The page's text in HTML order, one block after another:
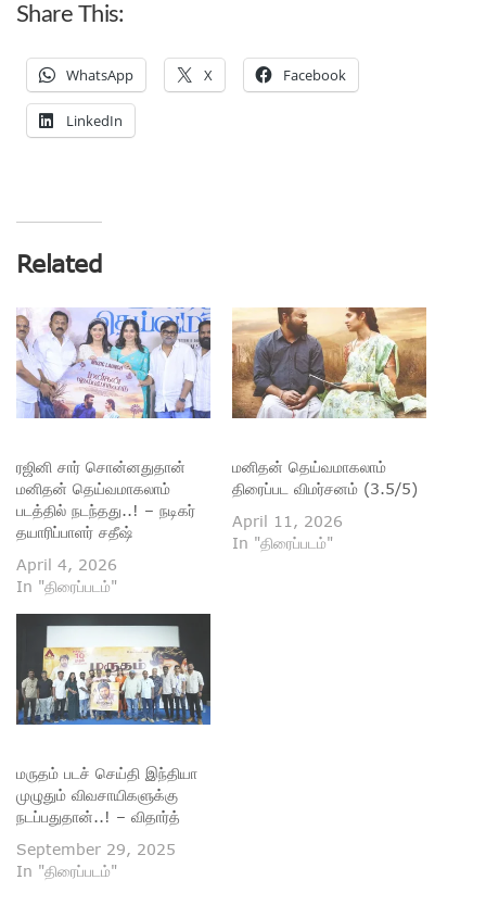
Share This:
WhatsApp X Facebook
LinkedIn
Related
ரஜினி சார் சொன்னதுதான்
மனிதன் தெய்வமாகலாம்
படத்தில் நடந்தது..! – நடிகர்
தயாரிப்பாளர் சதீஷ்
April 4, 2026
In "திரைப்படம்"
மனிதன் தெய்வமாகலாம்
திரைப்பட விமர்சனம் (3.5/5)
April 11, 2026
In "திரைப்படம்"
மருதம் படச் செய்தி இந்தியா
முழுதும் விவசாயிகளுக்கு
நடப்பதுதான்..! – விதார்த்
September 29, 2025
In "திரைப்படம்"